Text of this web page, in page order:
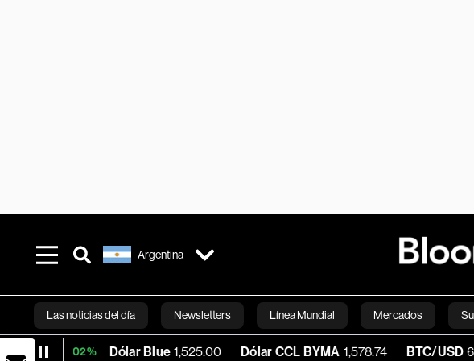
Argentina
Las noticias del día Newsletters Línea Mundial Mercados
Bloomberg Green Economía
Dólar Blue 1,525.00 Dólar CCL BYMA 1,578.74 BTC/USD 64,766.10